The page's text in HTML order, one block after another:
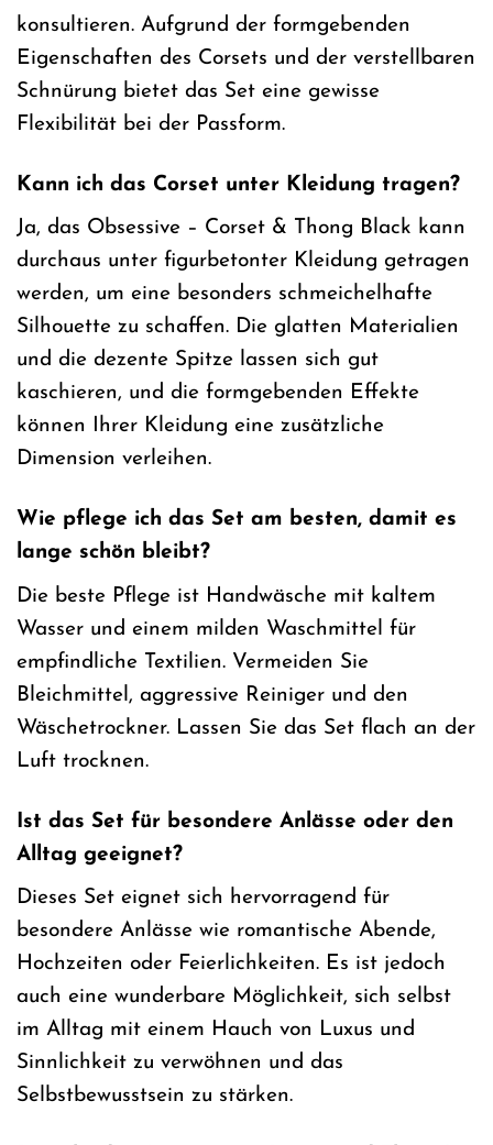
konsultieren. Aufgrund der formgebenden
Eigenschaften des Corsets und der verstellbaren
Schnürung bietet das Set eine gewisse
Flexibilität bei der Passform.
Kann ich das Corset unter Kleidung tragen?
Ja, das Obsessive – Corset & Thong Black kann
durchaus unter figurbetonter Kleidung getragen
werden, um eine besonders schmeichelhafte
Silhouette zu schaffen. Die glatten Materialien
und die dezente Spitze lassen sich gut
kaschieren, und die formgebenden Effekte
können Ihrer Kleidung eine zusätzliche
Dimension verleihen.
Wie pflege ich das Set am besten, damit es
lange schön bleibt?
Die beste Pflege ist Handwäsche mit kaltem
Wasser und einem milden Waschmittel für
empfindliche Textilien. Vermeiden Sie
Bleichmittel, aggressive Reiniger und den
Wäschetrockner. Lassen Sie das Set flach an der
Luft trocknen.
Ist das Set für besondere Anlässe oder den
Alltag geeignet?
Dieses Set eignet sich hervorragend für
besondere Anlässe wie romantische Abende,
Hochzeiten oder Feierlichkeiten. Es ist jedoch
auch eine wunderbare Möglichkeit, sich selbst
im Alltag mit einem Hauch von Luxus und
Sinnlichkeit zu verwöhnen und das
Selbstbewusstsein zu stärken.